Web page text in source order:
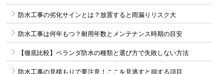
防水工事の劣化サインとは？放置すると雨漏りリスク大
防水工事は何年もつ？耐用年数とメンテナンス時期の目安
【徹底比較】ベランダ防水の種類と選び方で失敗しない方法
防水工事の見積もりで要注意！ここを見逃すと損する項目